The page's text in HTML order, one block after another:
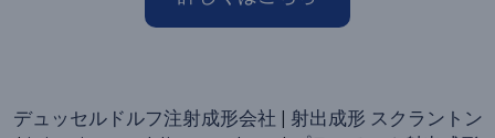
デュッセルドルフ注射成形会社
射出成形 スクラントン